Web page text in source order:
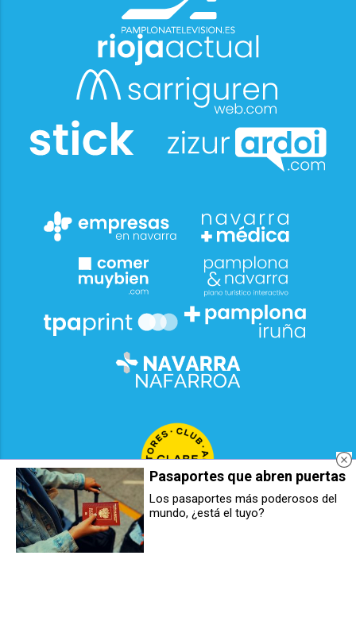
La Comisión de Ordenación del
Territorio aprueba la modificación
del PSIS de la UPNA
Diez municipios de la Comarca
Pasaportes que abren puertas
Los pasaportes más poderosos del
mundo, ¿está el tuyo?